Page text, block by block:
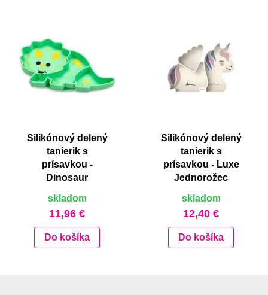
Silikónový delený
tanierik s
prísavkou -
Dinosaur
skladom
11,96 €
Do košíka
Silikónový delený
tanierik s
prísavkou - Luxe
Jednorožec
skladom
12,40 €
Do košíka